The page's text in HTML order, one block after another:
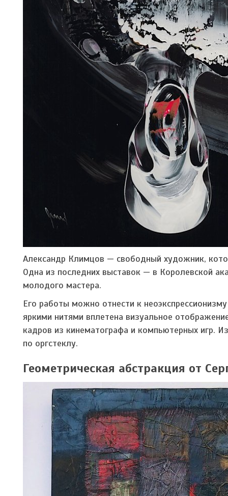
Александр Климцов — свободный художник,
Одна из последних выставок — в Королевской
молодого мастера.
Его работы можно отнести к
яркими нитями вплетена визуальное
кадров из кинематографа и компьютерных игр.
по оргстеклу.
Геометрическая абстракция от